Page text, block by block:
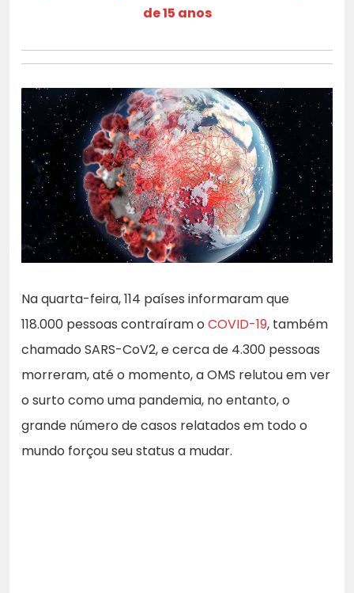
de 15 anos
Na quarta-feira, 114 países informaram que
118.000 pessoas contraíram o COVID-19, também
chamado SARS-CoV2, e cerca de 4.300 pessoas
morreram, até o momento, a OMS relutou em ver
o surto como uma pandemia, no entanto, o
grande número de casos relatados em todo o
mundo forçou seu status a mudar.